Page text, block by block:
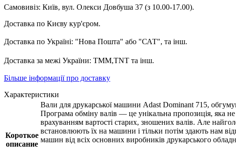
Самовивіз: Київ, вул. Олекси Довбуша 37 (з 10.00-17.00).
Доставка по Києву кур'єром.
Доставка по Україні: "Нова Пошта" або "САТ", та інш.
Доставка за межі України: TMM,TNT та інш.
Більше інформації про доставку
Характеристики
Короткое
описание
Вали для друкарської машини Adast Dominant 715,
Програма обміну валів — це унікальна пропозиція, яка
врахуванням вартості старих, зношених валів. Але
встановлюють їх на машини і тільки потім здають нам
машин від всіх основних виробників друкарського